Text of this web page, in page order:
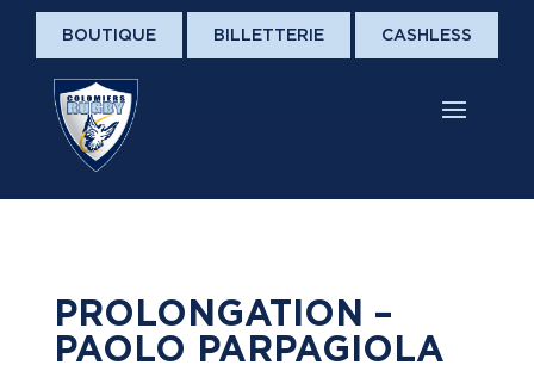
BOUTIQUE BILLETTERIE CASHLESS
PROLONGATION –
PAOLO PARPAGIOLA